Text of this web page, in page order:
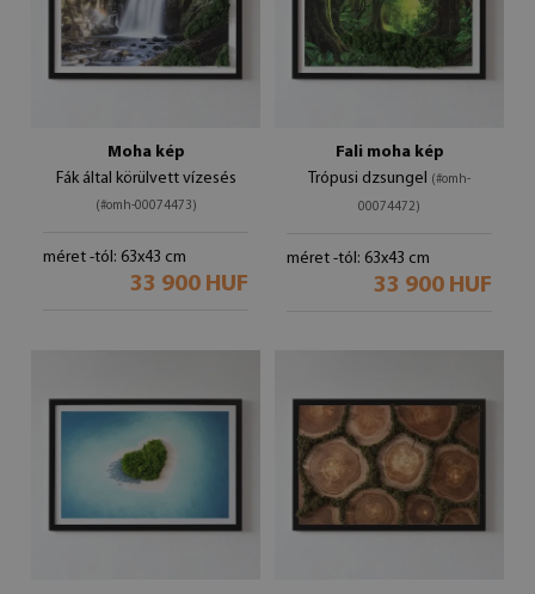
Moha kép
Fák által körülvett vízesés
(#omh-00074473)
méret -tól: 63x43 cm
33 900 HUF
Fali moha kép
Trópusi dzsungel (#omh-
00074472)
méret -tól: 63x43 cm
33 900 HUF